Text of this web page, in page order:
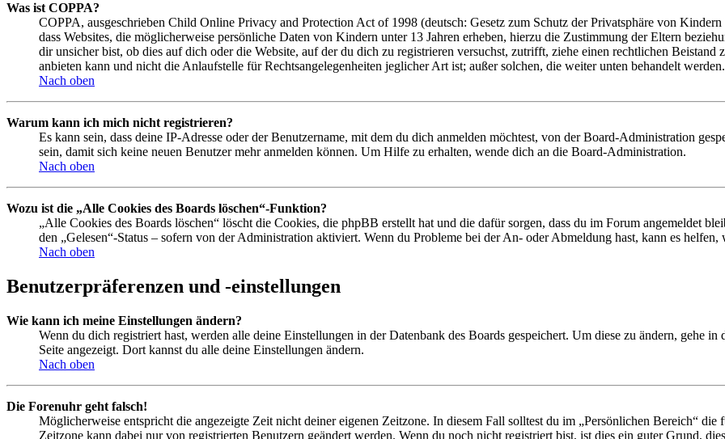
Was ist COPPA?
COPPA, ausgeschrieben Child Online Privacy and Protection Act of 1998 (deutsch: Gesetz zum Schutz der Privatsphäre von
dass Websites, die möglicherweise persönliche Daten von Kindern unter 13 Jahren erheben, hierzu die Zustimmung der Eltern
dir unsicher bist, ob dies auf dich oder die Website, auf der du dich zu registrieren versuchst, zutrifft, ziehe einen rechtlichen Beistand
anbieten kann und nicht die Anlaufstelle für Rechtsangelegenheiten jeglicher Art ist; außer solchen, die weiter unten behandelt werden.
Nach oben
Warum kann ich mich nicht registrieren?
Es kann sein, dass deine IP-Adresse oder der Benutzername, mit dem du dich anmelden möchtest, von der Board-Administration
sein, damit sich keine neuen Benutzer mehr anmelden können. Um Hilfe zu erhalten, wende dich an die Board-Administration.
Nach oben
Wozu ist die „Alle Cookies des Boards löschen“-Funktion?
„Alle Cookies des Boards löschen“ löscht die Cookies, die phpBB erstellt hat und die dafür sorgen, dass du im Forum angemeldet
den „Gelesen“-Status – sofern von der Administration aktiviert. Wenn du Probleme bei der An- oder Abmeldung hast, kann es
Nach oben
Benutzerpräferenzen und -einstellungen
Wie kann ich meine Einstellungen ändern?
Wenn du dich registriert hast, werden alle deine Einstellungen in der Datenbank des Boards gespeichert. Um diese zu ändern, gehe
Seite angezeigt. Dort kannst du alle deine Einstellungen ändern.
Nach oben
Die Forenuhr geht falsch!
Möglicherweise entspricht die angezeigte Zeit nicht deiner eigenen Zeitzone. In diesem Fall solltest du im „Persönlichen Bereich“
Zeitzone kann dabei nur von registrierten Benutzern geändert werden. Wenn du noch nicht registriert bist, ist dies ein guter Grund,